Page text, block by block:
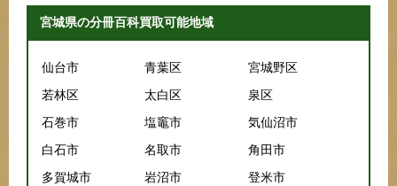
宮城県の分冊百科買取可能地域
仙台市 青葉区
宮城野区
若林区
太白区
泉区
石巻市
塩竈市
気仙沼市
白石市
名取市
角田市
多賀城市
岩沼市
登米市